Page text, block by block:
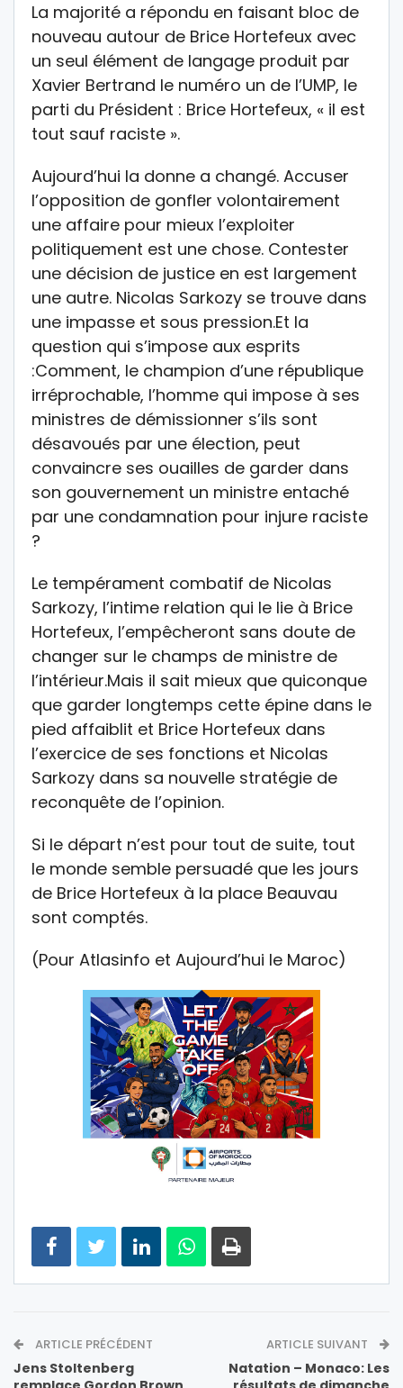
La majorité a répondu en faisant bloc de
nouveau autour de Brice Hortefeux avec
un seul élément de langage produit par
Xavier Bertrand le numéro un de l’UMP, le
parti du Président : Brice Hortefeux, « il est
tout sauf raciste ».
Aujourd’hui la donne a changé. Accuser
l’opposition de gonfler volontairement
une affaire pour mieux l’exploiter
politiquement est une chose. Contester
une décision de justice en est largement
une autre. Nicolas Sarkozy se trouve dans
une impasse et sous pression.Et la
question qui s’impose aux esprits
:Comment, le champion d’une république
irréprochable, l’homme qui impose à ses
ministres de démissionner s’ils sont
désavoués par une élection, peut
convaincre ses ouailles de garder dans
son gouvernement un ministre entaché
par une condamnation pour injure raciste
?
Le tempérament combatif de Nicolas
Sarkozy, l’intime relation qui le lie à Brice
Hortefeux, l’empêcheront sans doute de
changer sur le champs de ministre de
l’intérieur.Mais il sait mieux que quiconque
que garder longtemps cette épine dans le
pied affaiblit et Brice Hortefeux dans
l’exercice de ses fonctions et Nicolas
Sarkozy dans sa nouvelle stratégie de
reconquête de l’opinion.
Si le départ n’est pour tout de suite, tout
le monde semble persuadé que les jours
de Brice Hortefeux à la place Beauvau
sont comptés.
(Pour Atlasinfo et Aujourd’hui le Maroc)
ARTICLE PRÉCÉDENT
Jens Stoltenberg
ARTICLE SUIVANT
Natation – Monaco: Les